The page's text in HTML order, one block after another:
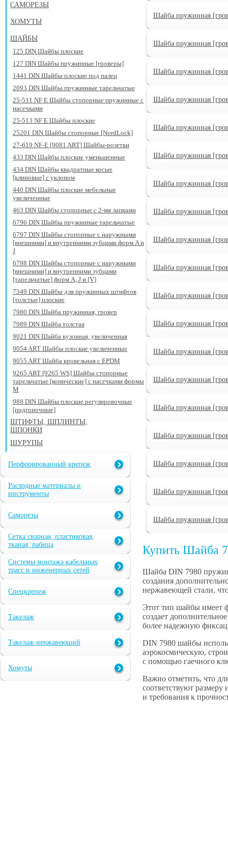
САМОРЕЗЫ
ХОМУТЫ
ШАЙБЫ
125 DIN Шайбы плоские
127 DIN Шайбы пружинные [гроверы]
1441 DIN Шайбы плоские под палец
2093 DIN Шайбы пружинные тарельчатые
25-511 NF E Шайбы стопорные пружинные с
насечками
25-513 NF E Шайбы плоские
25201 DIN Шайбы стопорные [NordLock]
27-619 NF-E [9081 ART] Шайбы-розетки
433 DIN Шайбы плоские уменьшенные
434 DIN Шайбы квадратные косые
[клиновые] с уклоном
440 DIN Шайбы плоские мебельные
увеличенные
463 DIN Шайбы стопорные с 2-мя лапками
6796 DIN Шайбы пружинные тарельчатые
6797 DIN Шайбы стопорные с наружными
[внешними] и внутренними зубцами форм A и
J
6798 DIN Шайбы стопорные с наружными
[внешними] и внутренними зубцами
[тарельчатые] форм A, J и [V]
7349 DIN Шайбы для пружинных штифтов
[толстые] плоские
7980 DIN Шайба пружинная, гровер
7989 DIN Шайба толстая
9021 DIN Шайба кузовная, увеличенная
9054 ART Шайбы плоские увеличенные
9055 ART Шайба кровельная с EPDM
9265 ART [9265 WS] Шайбы стопорные
тарельчатые [конические] с насечками формы
M
988 DIN Шайбы плоские регулировочные
[подгоночные]
ШТИФТЫ, ШПЛИНТЫ,
ШПОНКИ
ШУРУПЫ
Перфорированный крепеж
Расходные материалы и
инструменты
Саморезы
Сетка сварная, пластиковая,
тканая, рабица
Системы монтажа кабельных
трасс и инженерных сетей
Спецкрепеж
Такелаж
Такелаж нержавеющий
Хомуты
Шайба пружинная
Шайба пружинная
Шайба пружинная
Шайба пружинная
Шайба пружинная
Шайба пружинная
Шайба пружинная
Шайба пружинная
Шайба пружинная
Шайба пружинная
Шайба пружинная
Шайба пружинная
Шайба пружинная
Шайба пружинная
Шайба пружинная
Шайба пружинная
Шайба пружинная
Шайба пружинная
Шайба пружинная
Купить Шайба
Шайба DIN 7980
создания
нержавеющей стали,
Этот тип шайбы имеет
создает
более надежную
DIN 7980 шайбы
аэрокосмическую,
с помощью гаечного
Важно отметить, что
соответствуют
и требования к